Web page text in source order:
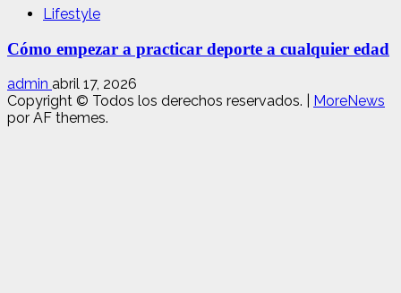
Lifestyle
Cómo empezar a practicar deporte a cualquier edad
admin abril 17, 2026
Copyright © Todos los derechos reservados.
MoreNews
por AF themes.